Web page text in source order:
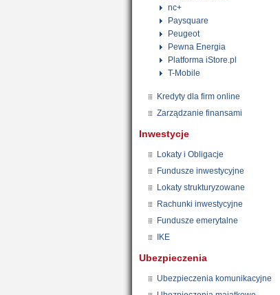
nc+
Paysquare
Peugeot
Pewna Energia
Platforma iStore.pl
T-Mobile
Kredyty dla firm online
Zarządzanie finansami
Inwestycje
Lokaty i Obligacje
Fundusze inwestycyjne
Lokaty strukturyzowane
Rachunki inwestycyjne
Fundusze emerytalne
IKE
Ubezpieczenia
Ubezpieczenia komunikacyjne